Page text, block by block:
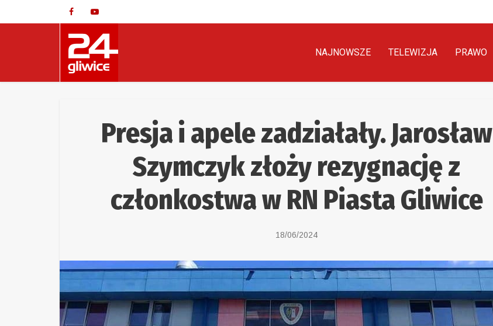
NAJNOWSZE TELEWIZJA PRAWO
Presja i apele zadziałały. Jarosław
Szymczyk złoży rezygnację z
członkostwa w RN Piasta Gliwice
18/06/2024